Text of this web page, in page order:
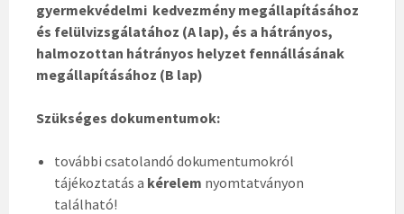
gyermekvédelmi kedvezmény megállapításához
és felülvizsgálatához (A lap), és a hátrányos,
halmozottan hátrányos helyzet fennállásának
megállapításához (B lap)
Szükséges dokumentumok:
további csatolandó dokumentumokról
tájékoztatás a kérelem nyomtatványon
található!